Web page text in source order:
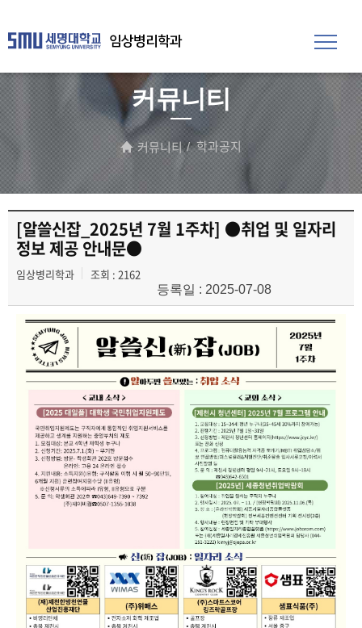
임상병리학과
커뮤니티
커뮤니티 학과공지
[알쓸신잡_2025년 7월 1주차] ●취업 및 일자리
정보 제공 안내문●
임상병리학과 조회 : 2162
등록일 : 2025-07-08